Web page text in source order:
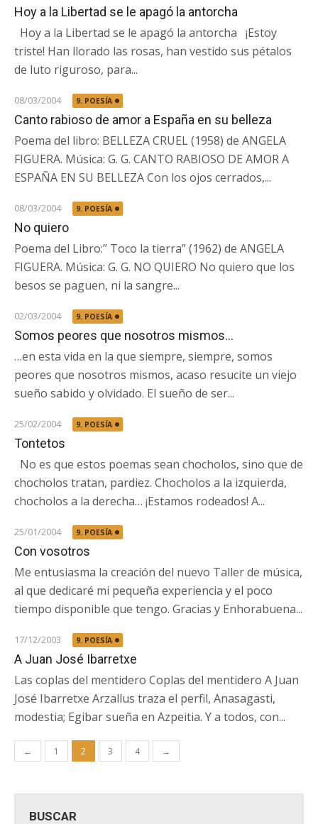
Hoy a la Libertad se le apagó la antorcha
Hoy a la Libertad se le apagó la antorcha ¡Estoy
triste! Han llorado las rosas, han vestido sus pétalos
de luto riguroso, para...
08/03/2004 9. POESÍA
Canto rabioso de amor a España en su belleza
Poema del libro: BELLEZA CRUEL (1958) de ANGELA
FIGUERA. Música: G. G. CANTO RABIOSO DE AMOR A
ESPAÑA EN SU BELLEZA Con los ojos cerrados,...
08/03/2004 9. POESÍA
No quiero
Poema del Libro:” Toco la tierra” (1962) de ANGELA
FIGUERA. Música: G. G. NO QUIERO No quiero que los
besos se paguen, ni la sangre...
02/03/2004 9. POESÍA
Somos peores que nosotros mismos…
…en esta vida en la que siempre, siempre, somos
peores que nosotros mismos, acaso resucite un viejo
sueño sabido y olvidado. El sueño de ser...
25/02/2004 9. POESÍA
Tontetos
No es que estos poemas sean chocholos, sino que de
chocholos tratan, pardiez. Chocholos a la izquierda,
chocholos a la derecha… ¡Estamos rodeados! A...
25/01/2004 9. POESÍA
Con vosotros
Me entusiasma la creación del nuevo Taller de música,
al que dedicaré mi pequeña experiencia y el poco
tiempo disponible que tengo. Gracias y Enhorabuena...
17/12/2003 9. POESÍA
A Juan José Ibarretxe
Las coplas del mentidero Coplas del mentidero A Juan
José Ibarretxe Arzallus traza el perfil, Anasagasti,
modestia; Egibar sueña en Azpeitia. Y a todos, con...
Paginación
de
← 1 2 3 4 →
BUSCAR